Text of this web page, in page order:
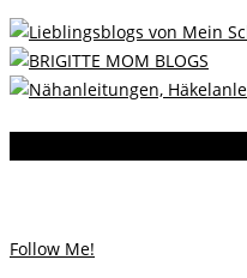
Follow Me!